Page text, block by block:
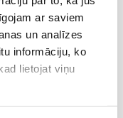
ar saviem
un analīzes
informāciju, ko
lietojat viņu
29354304‬